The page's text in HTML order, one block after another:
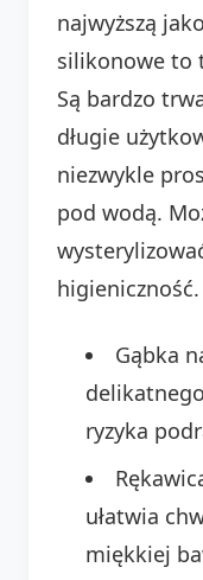
najwyższą
silikonowe to
Są bardzo
długie
niezwykle
pod wodą.
higieniczność.
Gąbka
ryzyka
ułatwia
miękkiej